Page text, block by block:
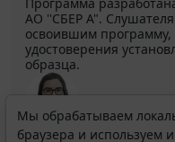
АО ''СБЕР А".
освоившим
удостоверения
образца.
Выберите тему программы
Мы обрабатываем
браузера и используем